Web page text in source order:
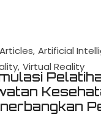
Articles Artificial
Virtual Reality